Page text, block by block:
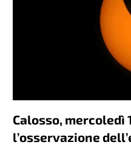
Calosso, mercoledì
l’osservazione